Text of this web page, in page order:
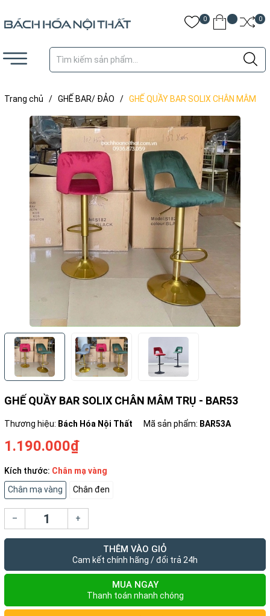
0 0
Trang chủ / GHẾ BAR/ ĐẢO / GHẾ QUẦY BAR SOLIX CHÂN MÂM
GHẾ QUẦY BAR SOLIX CHÂN MÂM TRỤ - BAR53
Thương hiệu: Bách Hóa Nội Thất Mã sản phẩm: BAR53A
1.190.000₫
Kích thước: Chân mạ vàng
Chân mạ vàng
Chân đen
– +
THÊM VÀO GIỎ
Cam kết chính hãng / đổi trả 24h
MUA NGAY
Thanh toán nhanh chóng